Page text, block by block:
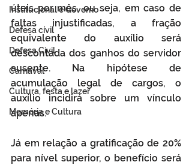
Institucional e Governo
Defesa cívil
Defesa Civil
Carnaval
Cultura, festa e lazer
Memória e Cultura
úteis por mês, ou seja, em caso de
faltas injustificadas, a fração
equivalente do auxílio será
descontada dos ganhos do servidor
ausente. Na hipótese de
acumulação legal de cargos, o
auxílio incidirá sobre um vínculo
apenas.
Já em relação a gratificação de 20%
para nível superior, o benefício será